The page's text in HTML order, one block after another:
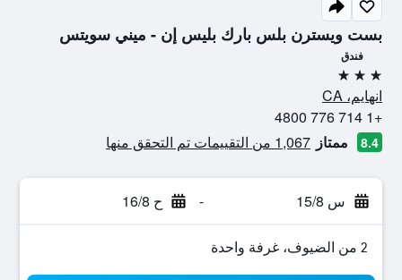
بست ويسترن بلس بارك بليس إن - ميني سويتس
فندق
3 نجوم
انهايم، CA
+1 714 776 4800
8.4 ممتاز 1,067 من التقييمات تم التحقق منها
س 15/8 - ح 16/8
2 من الضيوف، غرفة واحدة